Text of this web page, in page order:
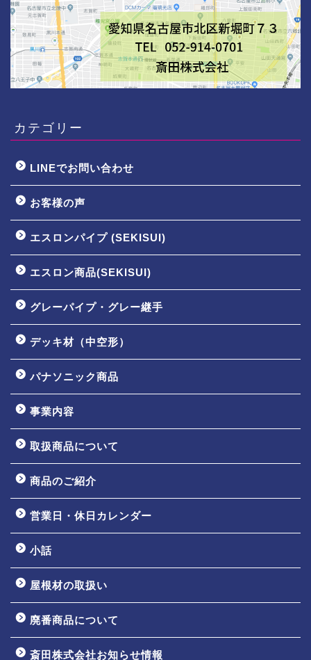
カテゴリー
LINEでお問い合わせ
お客様の声
エスロンパイプ (SEKISUI)
エスロン商品(SEKISUI)
グレーパイプ・グレー継手
デッキ材（中空形）
パナソニック商品
事業内容
取扱商品について
商品のご紹介
営業日・休日カレンダー
小話
屋根材の取扱い
廃番商品について
斎田株式会社お知らせ情報